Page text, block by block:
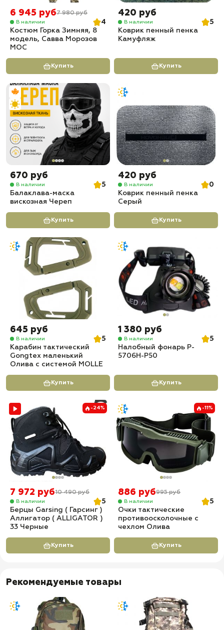
6 945 руб7 980 руб
В наличии
4
Костюм Горка Зимняя, 8
модель, Савва Морозов
МОС
Купить
420 руб
В наличии
5
Коврик пенный пенка
Камуфляж
Купить
670 руб
В наличии
5
Балаклава-маска
вискозная Череп
Купить
420 руб
В наличии
0
Коврик пенный пенка
Серый
Купить
645 руб
В наличии
5
Карабин тактический
Gongtex маленький
Олива с системой MOLLE
Купить
1 380 руб
В наличии
5
Налобный фонарь P-
5706H-P50
Купить
-24%
7 972 руб10 490 руб
В наличии
5
Берцы Garsing ( Гарсинг )
Аллигатор ( ALLIGATOR )
33 Черные
Купить
-11%
886 руб995 руб
В наличии
5
Очки тактические
противоосколочные с
чехлом Олива
Купить
Рекомендуемые товары